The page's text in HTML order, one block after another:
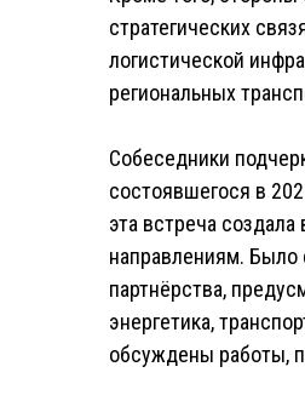
стратегических
логистической
региональных
Собеседники
состоявшегося в
эта встреча
направлениям. Было
партнёрства,
энергетика,
обсуждены работы,